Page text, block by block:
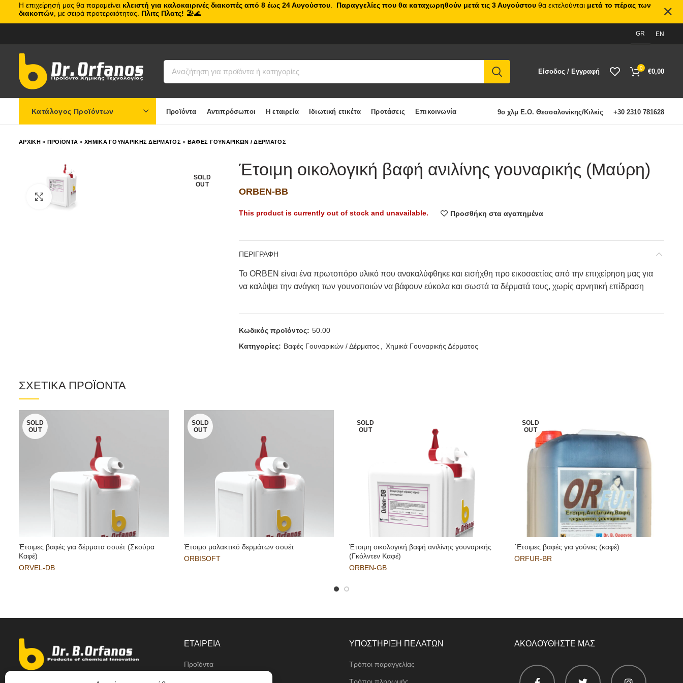
GR EN
Είσοδος / Εγγραφή 0 €0,00
Κατάλογος Προϊόντων Προϊόντα Αντιπρόσωποι Η εταιρεία Ιδιωτική ετικέτα Προτάσεις Επικοινωνία 9ο χλμ Ε.Ο. Θεσσαλονίκης/Κιλκίς +30 2310 781628
ΑΡΧΙΚΗ» ΠΡΟΪΟΝΤΑ »ΧΗΜΙΚΑ ΓΟΥΝΑΡΙΚΗΣ ΔΕΡΜΑΤΟΣ » ΒΑΦΕΣ ΓΟΥΝΑΡΙΚΩΝ / ΔΕΡΜΑΤΟΣ
SOLD
OUT
Click to enlarge
Έτοιμη οικολογική βαφή ανιλίνης γουναρικής (Μαύρη)
ORBEN-BB
This product is currently out of stock and unavailable. Προσθήκη στα αγαπημένα
ΠΕΡΙΓΡΑΦΗ
Το ORBEN είναι ένα πρωτοπόρο υλικό που ανακαλύφθηκε και εισήχθη προ εικοσαετίας από την επιχείρηση μας για
να καλύψει την ανάγκη των γουνοποιών να βάφουν εύκολα και σωστά τα δέρματά τους, χωρίς αρνητική επίδραση
Κωδικός προϊόντος: 50.00
Κατηγορίες: Βαφές Γουναρικών / Δέρματος Χημικά Γουναρικής Δέρματος
ΣΧΕΤΙΚΑ ΠΡΟΪΟΝΤΑ
SOLD
OUT
Έτοιμες βαφές για δέρματα σουέτ (Σκούρα
Καφέ)
ORVEL-DB
SOLD
OUT
Έτοιμο μαλακτικό δερμάτων σουέτ
ORBISOFT
SOLD
OUT
Έτοιμη οικολογική βαφή ανιλίνης γουναρικής
(Γκόλντεν Καφέ)
ORBEN-GB
SOLD
OUT
΄Ετοιμες βαφές για γούνες (καφέ)
ORFUR-BR
ΕΤΑΙΡΕΙΑ
Προϊόντα
ΥΠΟΣΤΗΡΙΞΗ ΠΕΛΑΤΩΝ
Τρόποι παραγγελίας
ΑΚΟΛΟΥΘΗΣΤΕ ΜΑΣ
Η επιχείρησή μας θα παραμείνει κλειστή για καλοκαιρινές διακοπές από 8 έως 24 Αυγούστου Παραγγελίες που θα καταχωρηθούν μετά τις 3 Αυγούστου θα εκτελούνται μετά το πέρας των
διακοπών , με σειρά προτεραιότητας. Πλιτς Πλατς! 🏖️🌊